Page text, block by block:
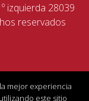
izquierda 28039
reservados
mejor experiencia
este sitio